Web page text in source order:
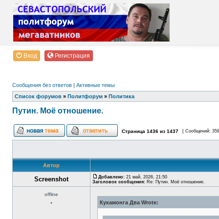
Вход Регистрация
Сообщения без ответов | Активные темы
Список форумов » Политфорум » Политика
Путин. Моё отношение.
Страница 1436 из 1437 [ Сообщений:
Автор
Screenshot Добавлено: 21 май, 2026, 21:50
Заголовок сообщения: Re: Путин. Моё отношение.
offline
*
Кукамонга Два Wrote: